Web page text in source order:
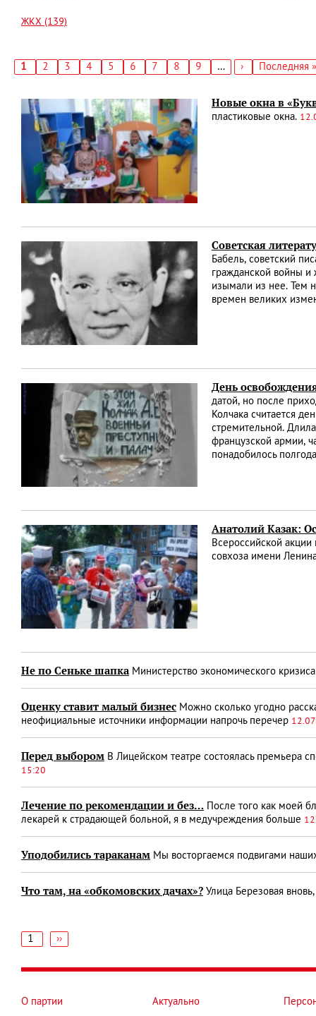
ЖКХ (139)
Текущая
1 Страница
2 Страница
3 Страница
4 Страница
5 Страница
6 Страница
7 Страница
8 Страница
9 …
Следующая
›
Последняя
Последняя »
Новые окна в
пластиковые окна.
Советская
Бабель, советский
гражданской войны и
изымали из нее. Тем
времен великих
День
датой, но после
Колчака считается
стремительной.
французской армии,
понадобилось
Анатолий Казак:
Всероссийской
совхоза имени
Не по Сеньке шапка Министерство экономического
Оценку ставит малый бизнес Можно сколько угодно
неофициальные источники информации напрочь перечер
Перед выбором В Лицейском театре состоялась премьера
15:20
Лечение по рекомендации и без… После того как моей
лекарей к страдающей больной, я в медучреждения больше
Уподобились тараканам Мы восторгаемся подвигами
Что там, на «обкомовских дачах»? Улица Березовая
страниц
1
Следующая
››
О партии Актуально